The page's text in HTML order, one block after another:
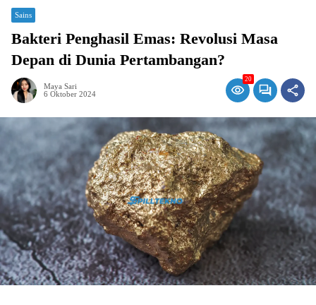
Sains
Bakteri Penghasil Emas: Revolusi Masa
Depan di Dunia Pertambangan?
Maya Sari
6 Oktober 2024
20